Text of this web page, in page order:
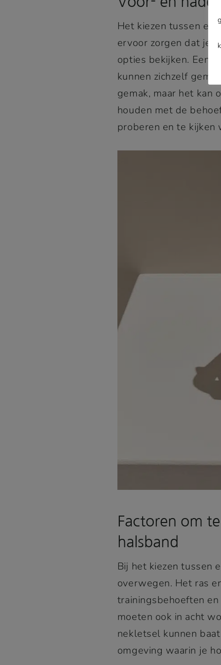
Het kiezen tussen
ervoor zorgen dat je
opties bekijken. Een
kunnen zichzelf
gemak, maar het kan
houden met de
proberen en te
Factoren om
halsband
Bij het kiezen tussen
overwegen. Het ras
trainingsbehoeften
moeten ook in acht
nekletsel kunnen
omgeving waarin je